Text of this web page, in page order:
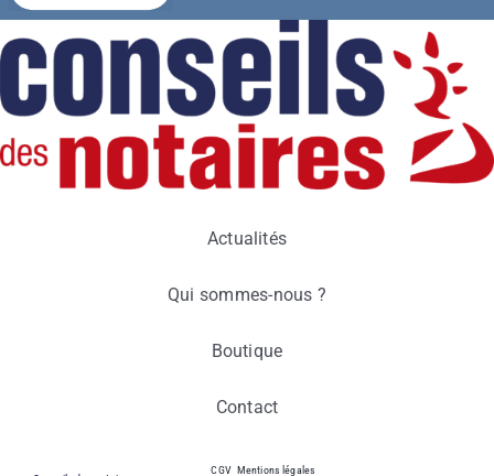
Actualités
Qui sommes-nous ?
Boutique
Contact
CGV Mentions légales